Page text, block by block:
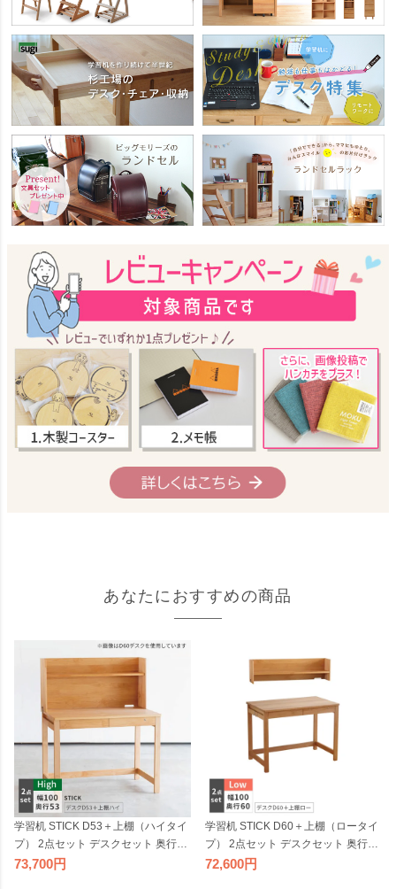
あなたにおすすめの商品
学習机 STICK D53＋上棚（ハイタイ
プ） 2点セット デスクセット 奥行53
cm 幅100cm 杉工場 完成品 天然木 国
73,700
学習机 STICK D60＋上棚（ロータイ
プ） 2点セット デスクセット 奥行60
cm 幅100cm 杉工場 完成品 天然木 国
72,600